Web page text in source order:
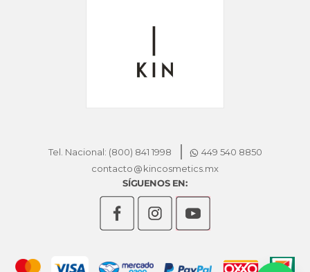
Tel. Nacional: (800) 841 1998
449 540 8850
contacto
kincosmetics.mx
SÍGUENOS EN: